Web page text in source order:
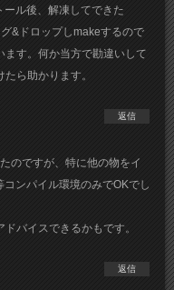
ル後、解凍してできた
&ドロップしmakeするので
す。何か当方で勘違いして
ら助かります。
のですが、特に他の物をイ
ンパイル環境のみでOKでし
バイスできるかもです。
返信
返信